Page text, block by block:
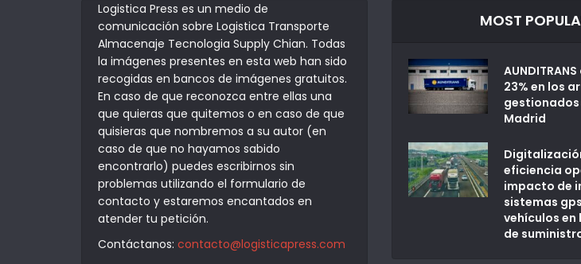
Logistica Press es un medio de
comunicación sobre Logistica Transporte
Almacenaje Tecnologia Supply Chian. Todas
la imágenes presentes en esta web han sido
recogidas en bancos de imágenes gratuitos.
En caso de que reconozca entre ellas una
que quieras que quitemos o en caso de que
quisieras que nombremos a su autor (en
caso de que no hayamos sabido
encontrarlo) puedes escribirnos sin
problemas utilizando el formulario de
contacto y estaremos encantados en
atender tu petición.
Contáctanos: contacto@logisticapress.com
MOST
23% en los
gestionados
Madrid
eficiencia
impacto de
sistemas
vehículos en
de